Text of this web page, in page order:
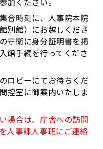
合時刻に、人事院本院
別館）にお越しくださ
守衛に身分証明書を掲
館手続を行ってくださ
ロビーにてお待ちくだ
控室に御案内いたしま
場合は、庁舎への訪問
人事課人事班にご連絡
。